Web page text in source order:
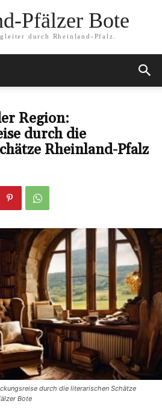
Pfälzer Bote
durch Rheinland-Pfalz.
Region:
durch die
Rheinland-Pfalz
durch die literarischen Schätze
Bote